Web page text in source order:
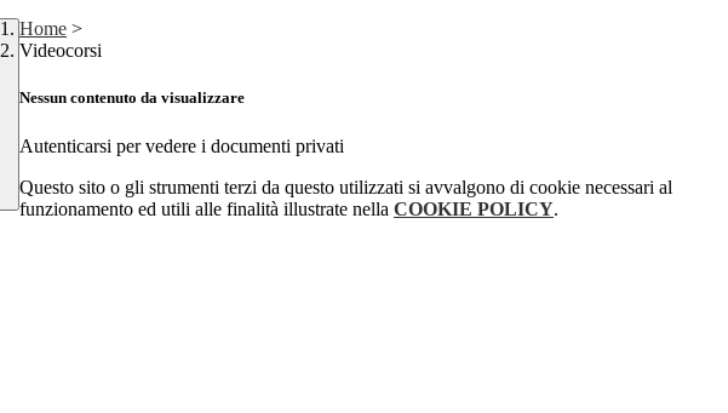
Home >
Videocorsi
Nessun contenuto da visualizzare
Autenticarsi per vedere i documenti privati
Questo sito o gli strumenti terzi da questo utilizzati si avvalgono di cookie necessari al
funzionamento ed utili alle finalità illustrate nella COOKIE POLICY.